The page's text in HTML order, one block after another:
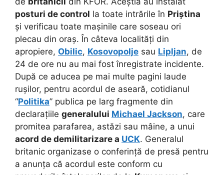
posturi de control la toate intrările în Priștina
și verificau toate mașinile care soseau ori
plecau din oraș. În câteva localități din
apropiere, Obilic, Kosovopolje sau Lipljan, de
24 de ore nu au mai fost înregistrate incidente.
După ce aducea pe mai multe pagini laude
rușilor, pentru acordul de aseară, cotidianul
“Politika” publica pe larg fragmente din
declarațiile generalului Michael Jackson, care
promitea parafarea, astăzi sau mâine, a unui
acord de demilitarizare a UCK. Generalul
britanic organizase o conferință de presă pentru
a anunța că acordul este conform cu